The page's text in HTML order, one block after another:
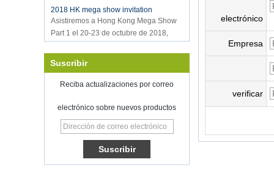
Asistiremos a Hong Kong Mega Show
Part 1 el 20-23 de octubre de 2018,
ambos números son 3E-C33,
Bienvenido a reunirse con nosotros en
el programa de inicio inspirado,
McCormick Place Chicago Il US
de alimentos
Buena suerte con tu trabajo a lo largo
del año nuevo.
Suscribir
Reciba actualizaciones por correo
electrónico sobre nuevos productos
electrónico
Empresa
verificar